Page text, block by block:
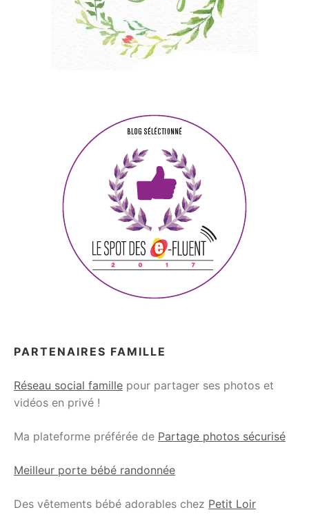
PARTENAIRES FAMILLE
Réseau social famille pour partager ses photos et
vidéos en privé !
Ma plateforme préférée de Partage photos sécurisé
Meilleur porte bébé randonnée
Des vêtements bébé adorables chez Petit Loir